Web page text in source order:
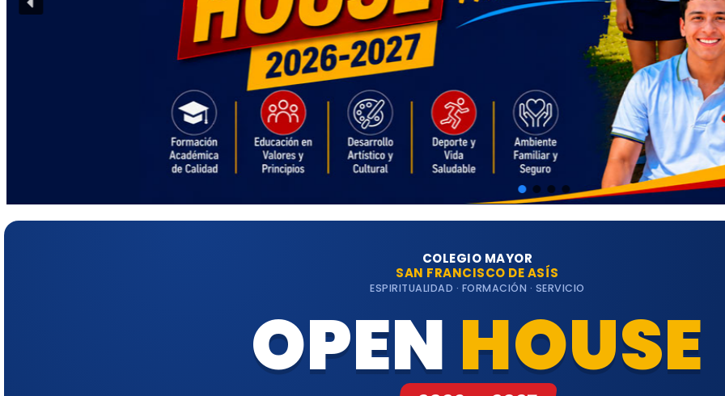
COLEGIO MAYOR
SAN FRANCISCO DE ASÍS
ESPIRITUALIDAD · FORMACIÓN · SERVICIO
OPEN HOUSE